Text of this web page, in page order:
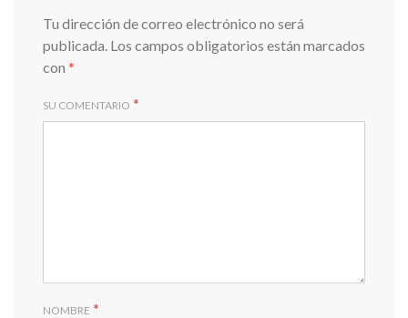
Tu dirección de correo electrónico no será
publicada. Los campos obligatorios están marcados
con *
SU COMENTARIO *
NOMBRE *